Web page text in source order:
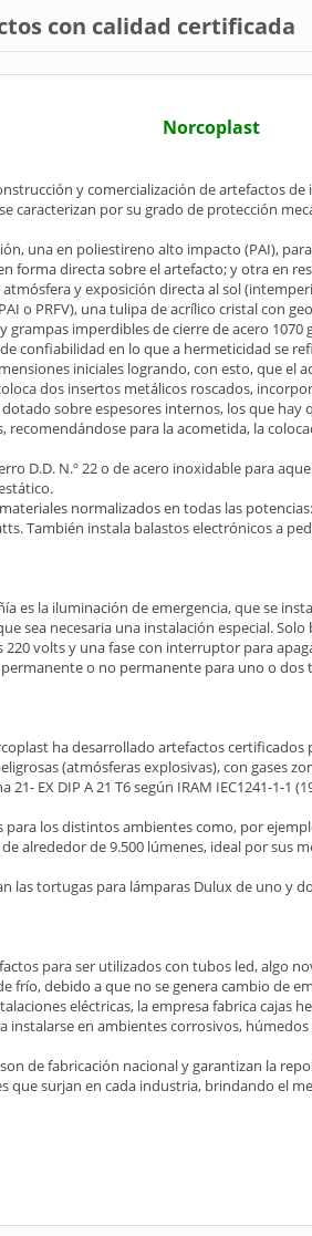
con calidad certificada
Norcoplast
y comercialización de artefactos
caracterizan por su grado de protección
una en poliestireno alto impacto (PAI),
forma directa sobre el artefacto; y otra en
y exposición directa al sol
o PRFV), una tulipa de acrílico cristal con
imperdibles de cierre de acero 1070
confiabilidad en lo que a hermeticidad se
iniciales logrando, con esto, que el
dos insertos metálicos roscados,
sobre espesores internos, los que hay
recomendándose para la acometida, la
D.D. N.º 22 o de acero inoxidable para
normalizados en todas las
También instala balastos electrónicos a
es la iluminación de emergencia, que se
sea necesaria una instalación especial.
volts y una fase con interruptor para
o no permanente para uno o dos
ha desarrollado artefactos
(atmósferas explosivas), con gases
EX DIP A 21 T6 según IRAM IEC1241-1-1
para los distintos ambientes como, por
alrededor de 9.500 lúmenes, ideal por sus
las tortugas para lámparas Dulux de uno y
para ser utilizados con tubos led, algo
frío, debido a que no se genera cambio de
eléctricas, la empresa fabrica cajas
instalarse en ambientes corrosivos,
de fabricación nacional y garantizan la
que surjan en cada industria, brindando el